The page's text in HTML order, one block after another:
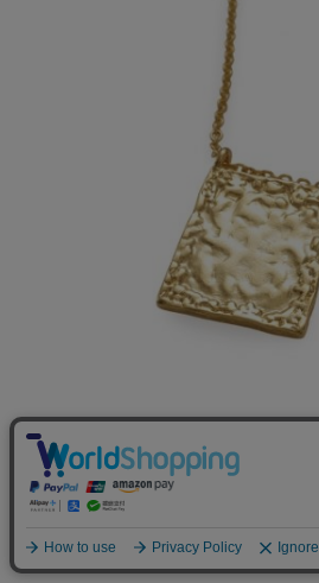
スクエアペンダントネックレス